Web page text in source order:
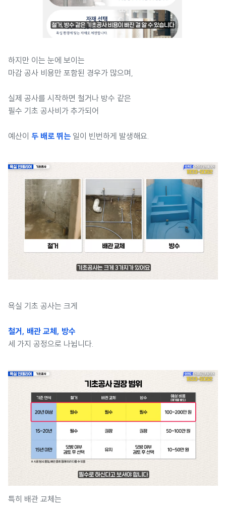
하지만 이는 눈에 보이는
마감 공사 비용만 포함된 경우가 많으며,
실제 공사를 시작하면 철거나 방수 같은
필수 기초 공사비가 추가되어
예산이 두 배로 뛰는 일이 빈번하게 발생해요.
욕실 기초 공사는 크게
철거, 배관 교체, 방수
세 가지 공정으로 나뉩니다.
특히 배관 교체는